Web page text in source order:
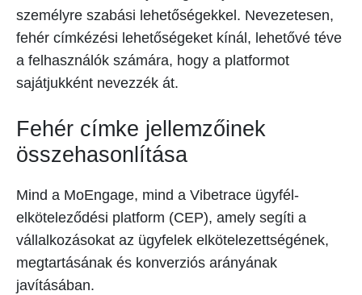
személyre szabási lehetőségekkel. Nevezetesen,
fehér címkézési lehetőségeket kínál, lehetővé téve
a felhasználók számára, hogy a platformot
sajátjukként nevezzék át.
Fehér címke jellemzőinek
összehasonlítása
Mind a MoEngage, mind a Vibetrace ügyfél-
elköteleződési platform (CEP), amely segíti a
vállalkozásokat az ügyfelek elkötelezettségének,
megtartásának és konverziós arányának
javításában.